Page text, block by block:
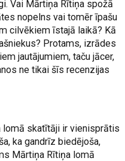
Vai Mārtiņa Rītiņa spožā
nopelns vai tomēr īpašu
cilvēkiem īstajā laikā? Kā
Protams, izrādes
jautājumiem, taču jācer,
ne tikai šīs recenzijas
lomā skatītāji ir vienisprātis
ka gandrīz biedējoša,
Mārtiņa Rītiņa lomā